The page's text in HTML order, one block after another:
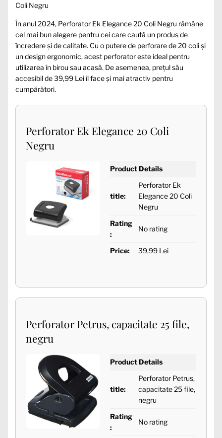
Coli Negru
În anul 2024, Perforator Ek Elegance 20 Coli Negru rămâne
cel mai bun alegere pentru cei care caută un produs de
încredere și de calitate. Cu o putere de perforare de 20 coli și
un design ergonomic, acest perforator este ideal pentru
utilizarea în birou sau acasă. De asemenea, prețul său
accesibil de 39,99 Lei îl face și mai atractiv pentru
cumpărători.
Perforator Ek Elegance 20 Coli
Negru
Product Details
title:
Perforator Ek
Elegance 20 Coli
Negru
Rating
:
No rating
Price: 39,99 Lei
Perforator Petrus, capacitate 25 file,
negru
Product Details
title:
Perforator Petrus,
capacitate 25 file,
negru
Rating
:
No rating